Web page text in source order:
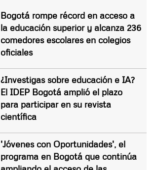
Bogotá rompe récord en acceso a
la educación superior y alcanza 236
comedores escolares en colegios
oficiales
¿Investigas sobre educación e IA?
El IDEP Bogotá amplió el plazo
para participar en su revista
científica
'Jóvenes con Oportunidades', el
programa en Bogotá que continúa